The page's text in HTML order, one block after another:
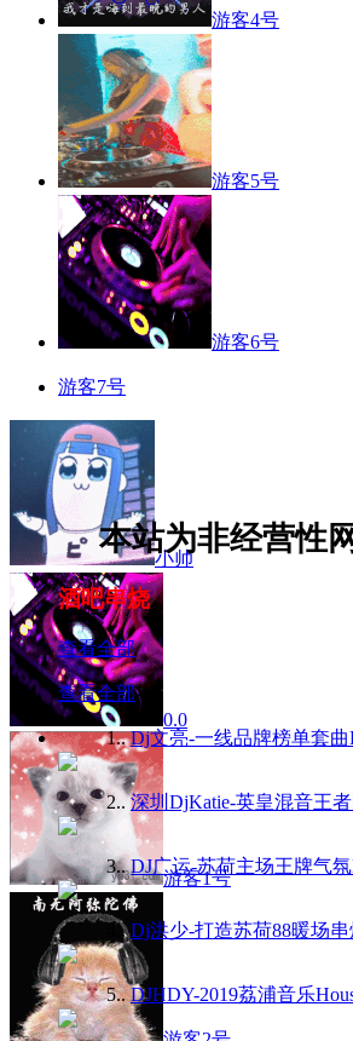
游客4号
游客5号
游客6号
游客7号
小帅
0.0
游客1号
本站为非经
酒吧串烧
查看全部
查看全部
1..Dj文亮-一线品牌榜单套
2..深圳DjKatie-英皇混音王
3..DJ广运-苏荷主场王牌气
4..Dj洪少-打造苏荷88暖场串
5..DJHDY-2019荔浦音乐